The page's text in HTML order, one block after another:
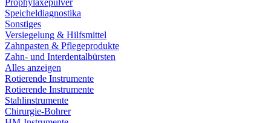
Prophylaxepulver
Speicheldiagnostika
Sonstiges
Versiegelung & Hilfsmittel
Zahnpasten & Pflegeprodukte
Zahn- und Interdentalbürsten
Alles anzeigen
Rotierende Instrumente
Rotierende Instrumente
Stahlinstrumente
Chirurgie-Bohrer